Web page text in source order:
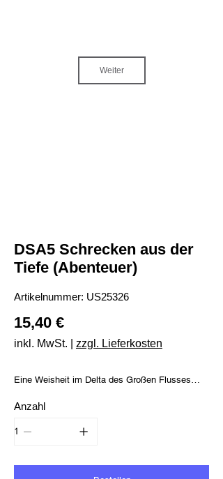
Weiter
DSA5 Schrecken aus der
Tiefe (Abenteuer)
Artikelnummer: Artikelnummer:
US25326
US25326
Preis
15,40 €
inkl. MwSt. zzgl. Lieferkosten
Eine Weisheit im Delta des Großen Flusses
Havenas legt, dann treten Geheimnisse zutage,
Geheimnisse zu verbergen.“
Anzahl